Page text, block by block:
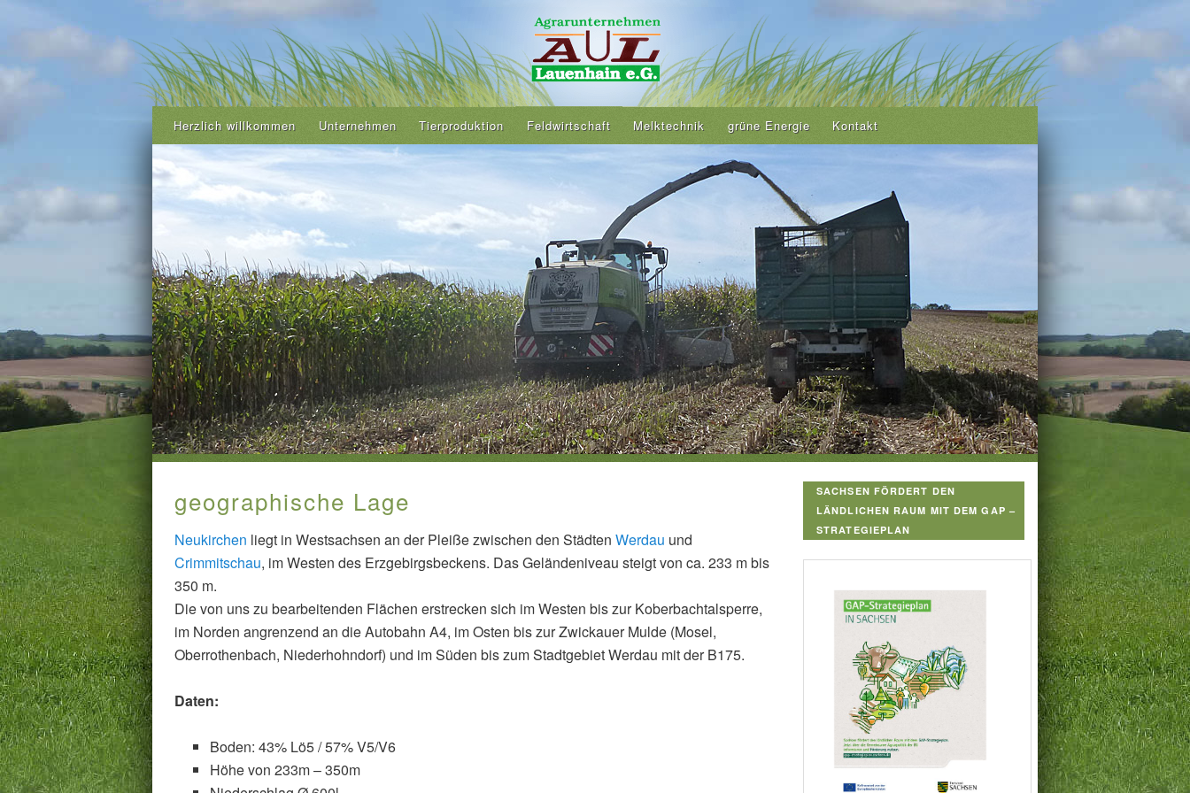
Herzlich willkommen Unternehmen Tierproduktion Feldwirtschaft Melktechnik grüne Energie Kontakt
geographische Lage
Neukirchen liegt in Westsachsen an der Pleiße zwischen den Städten Werdau und
Crimmitschau, im Westen des Erzgebirgsbeckens. Das Geländeniveau steigt von ca. 233 m bis
350 m.
Die von uns zu bearbeitenden Flächen erstrecken sich im Westen bis zur Koberbachtalsperre,
im Norden angrenzend an die Autobahn A4, im Osten bis zur Zwickauer Mulde (Mosel,
Oberrothenbach, Niederhohndorf) und im Süden bis zum Stadtgebiet Werdau mit der B175.
Daten:
Boden: 43% Lö5 / 57% V5/V6
Höhe von 233m – 350m
SACHSEN FÖRDERT DEN
LÄNDLICHEN RAUM MIT DEM GAP –
STRATEGIEPLAN